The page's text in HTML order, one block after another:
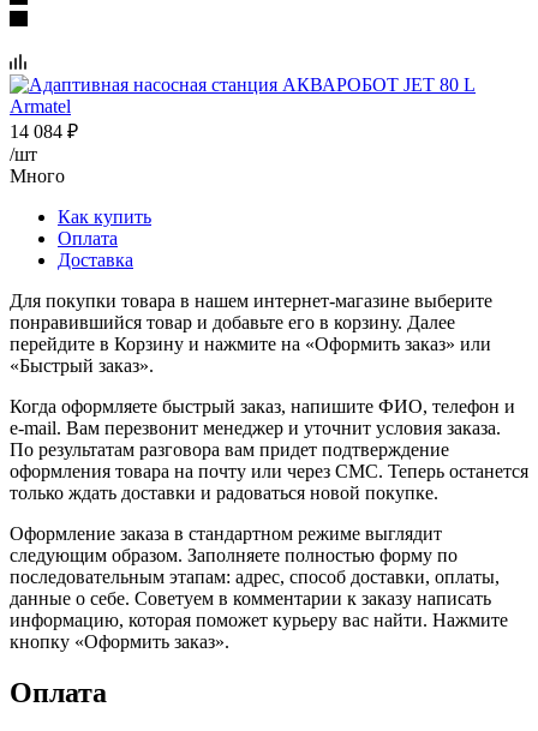
14 084 ₽
/шт
Много
Как купить
Оплата
Доставка
Для покупки товара в нашем интернет-магазине выберите
понравившийся товар и добавьте его в корзину. Далее
перейдите в Корзину и нажмите на «Оформить заказ» или
«Быстрый заказ».
Когда оформляете быстрый заказ, напишите ФИО, телефон и
e-mail. Вам перезвонит менеджер и уточнит условия заказа.
По результатам разговора вам придет подтверждение
оформления товара на почту или через СМС. Теперь останется
только ждать доставки и радоваться новой покупке.
Оформление заказа в стандартном режиме выглядит
следующим образом. Заполняете полностью форму по
последовательным этапам: адрес, способ доставки, оплаты,
данные о себе. Советуем в комментарии к заказу написать
информацию, которая поможет курьеру вас найти. Нажмите
кнопку «Оформить заказ».
Оплата